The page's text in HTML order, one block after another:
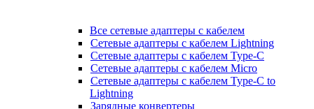
Все сетевые адаптеры с кабелем
Сетевые адаптеры с кабелем Lightning
Сетевые адаптеры с кабелем Type-C
Сетевые адаптеры с кабелем Micro
Сетевые адаптеры с кабелем Type-C to
Lightning
Зарядные конвертеры